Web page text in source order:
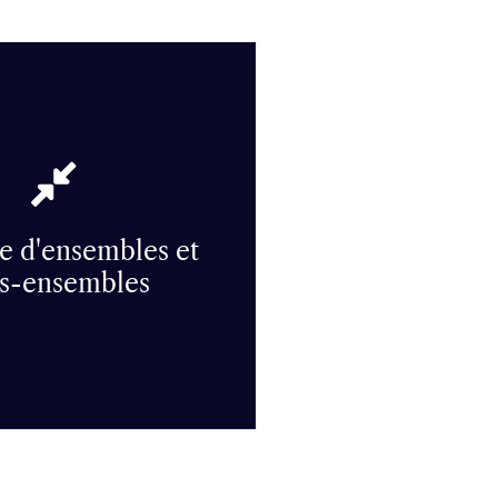
d'ensembles et
ensembleset sous-
mécanique, chassage